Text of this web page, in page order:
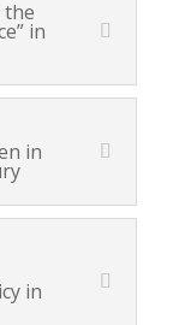
the
in
in
in